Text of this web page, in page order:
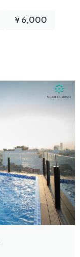
￥6,000